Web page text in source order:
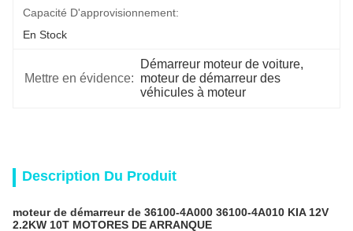
Capacité D'approvisionnement:
En Stock
Mettre en évidence:
Démarreur moteur de voiture,
moteur de démarreur des
véhicules à moteur
Description Du Produit
moteur de démarreur de 36100-4A000 36100-4A010 KIA 12V
2.2KW 10T MOTORES DE ARRANQUE